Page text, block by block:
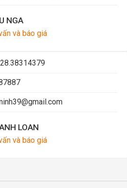
NGA
và báo giá
LOAN
và báo giá